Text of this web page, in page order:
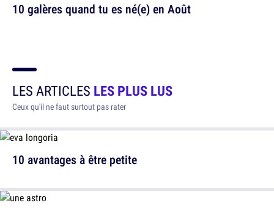
10 galères quand tu es né(e) en Août
LES ARTICLES LES PLUS LUS
Ceux qu'il ne faut surtout pas rater
10 avantages à être petite